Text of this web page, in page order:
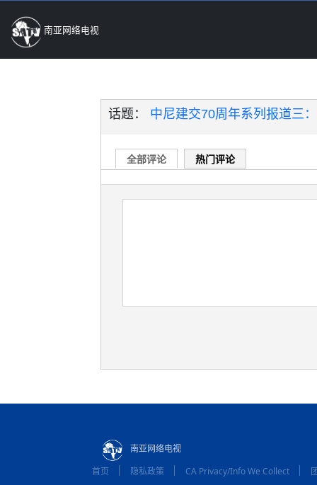
南亚网络电视
话题： 中尼建交70周年系列报道三
全部评论 热门评论
南亚网络电视
首页
隐私政策 CA Privacy/Info We Collect